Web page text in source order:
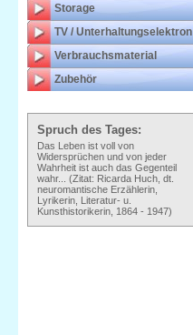
Storage
TV / Unterhaltungselektron
Verbrauchsmaterial
Zubehör
Spruch des Tages:
Das Leben ist voll von
Widersprüchen und von jeder
Wahrheit ist auch das Gegenteil
wahr... (Zitat: Ricarda Huch, dt.
neuromantische Erzählerin,
Lyrikerin, Literatur- u.
Kunsthistorikerin, 1864 - 1947)